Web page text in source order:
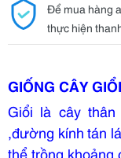
Để mua hàng
thực hiện
GIỐNG CÂY GIỔI
Giổi là cây
,đường kính tán
thể trồng khoảng